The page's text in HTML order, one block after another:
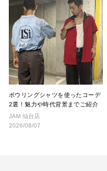
ボウリングシャツを使ったコーデ
2選！魅力や時代背景までご紹介
JAM 仙台店
2026/08/07